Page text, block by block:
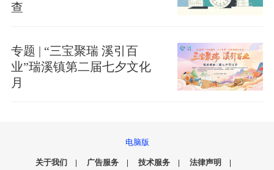
查
专题 | “三宝聚瑞 溪引百
业”瑞溪镇第二届七夕文化
月
电脑版
关于我们 | 广告服务| 技术服务| 法律声明 |